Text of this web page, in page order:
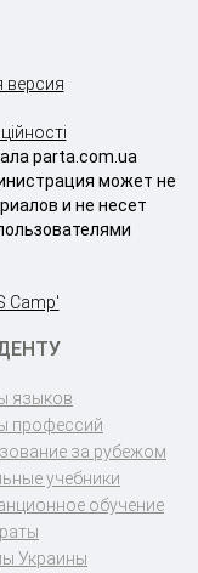
версия
parta.com.ua
может не
и не несет
Camp'
языков
профессий
за рубежом
учебники
обучение
Украины